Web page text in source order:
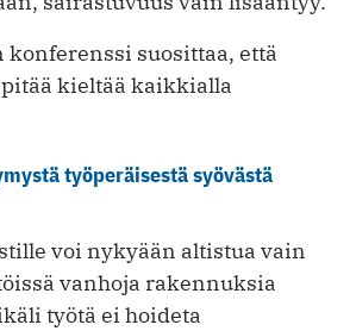
suosittaa, että
kieltää kaikkialla
työperäisestä syövästä
voi nykyään altistua vain
vanhoja rakennuksia
työtä ei hoideta